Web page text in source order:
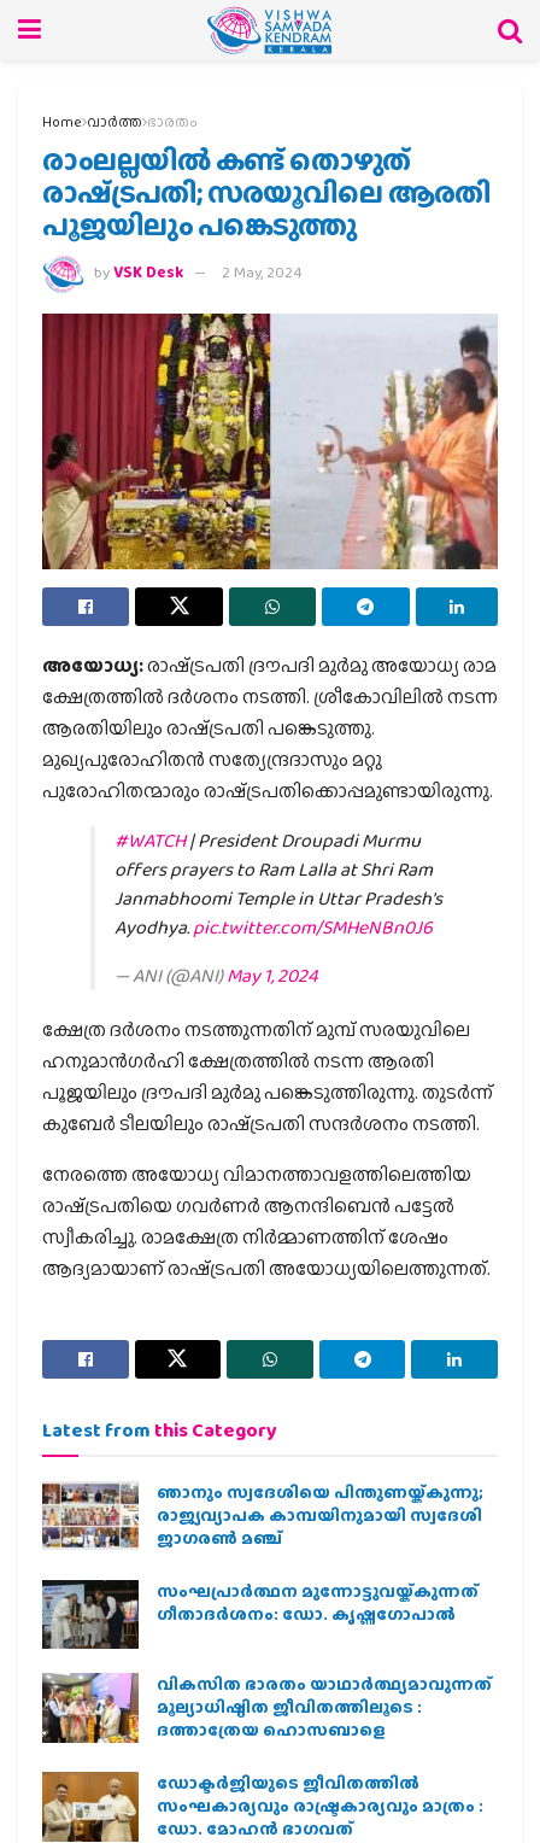
Home വാര്‍ത്ത ഭാരതം
രാംലല്ലയില്‍ കണ്ട് തൊഴുത്
രാഷ്‌ട്രപതി; സരയൂവിലെ ആരതി
പൂജയിലും പങ്കെടുത്തു
byVSK Desk 2 May, 2024
അയോധ്യ:രാഷ്‌ട്രപതി ദ്രൗപദി മുര്‍മു അയോധ്യ രാമ
ക്ഷേത്രത്തില്‍ ദര്‍ശനം നടത്തി. ശ്രീകോവിലില്‍ നടന്ന
ആരതിയിലും രാഷ്‌ട്രപതി പങ്കെടുത്തു.
മുഖ്യപുരോഹിതന്‍ സത്യേന്ദ്രദാസും മറ്റു
പുരോഹിതന്മാരും രാഷ്‌ട്രപതിക്കൊപ്പമുണ്ടായിരുന്നു.
#WATCH| President Droupadi Murmu
offers prayers to Ram Lalla at Shri Ram
Janmabhoomi Temple in Uttar Pradesh's
Ayodhya.pic.twitter.com/SMHeNBn0J6
— ANI (@ANI)May 1, 2024
ക്ഷേത്ര ദര്‍ശനം നടത്തുന്നതിന് മുമ്പ് സരയുവിലെ
ഹനുമാന്‍ഗര്‍ഹി ക്ഷേത്രത്തില്‍ നടന്ന ആരതി
പൂജയിലും ദ്രൗപദി മുര്‍മു പങ്കെടുത്തിരുന്നു. തുടര്‍ന്ന്
കുബേര്‍ ടീലയിലും രാഷ്‌ട്രപതി സന്ദര്‍ശനം നടത്തി.
നേരത്തെ അയോധ്യ വിമാനത്താവളത്തിലെത്തിയ
രാഷ്‌ട്രപതിയെ ഗവര്‍ണര്‍ ആനന്ദിബെന്‍ പട്ടേല്‍
സ്വീകരിച്ചു. രാമക്ഷേത്ര നിര്‍മ്മാണത്തിന് ശേഷം
ആദ്യമായാണ് രാഷ്‌ട്രപതി അയോധ്യയിലെത്തുന്നത്.
Latest from this Category
ഞാനും സ്വദേശിയെ പിന്തുണയ്ക്കുന്നു;
രാജ്യവ്യാപക കാമ്പയിനുമായി സ്വദേശി
ജാഗരണ്‍ മഞ്ച്
സംഘപ്രാര്‍ത്ഥന മുന്നോട്ടുവയ്ക്കുന്നത്
ഗീതാദര്‍ശനം: ഡോ. കൃഷ്ണഗോപാല്‍
വികസിത ഭാരതം യാഥാർത്ഥ്യമാവുന്നത്
മൂല്യാധിഷ്ഠിത ജീവിതത്തിലൂടെ :
ദത്താത്രേയ ഹൊസബാളെ
ഡോക്ടർജിയുടെ ജീവിതത്തിൽ
സംഘകാര്യവും രാഷ്ട്രകാര്യവും മാത്രം :
ഡോ. മോഹൻ ഭാഗവത്